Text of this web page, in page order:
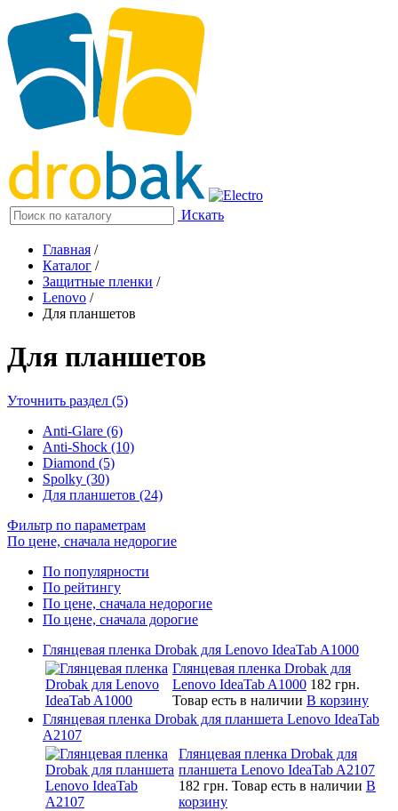
Искать
Главная /
Каталог /
Защитные пленки /
Lenovo /
Для планшетов
Для планшетов
Уточнить раздел (5)
Anti-Glare (6)
Anti-Shock (10)
Diamond (5)
Spolky (30)
Для планшетов (24)
Фильтр по параметрам
По цене, сначала недорогие
По популярности
По рейтингу
По цене, сначала недорогие
По цене, сначала дорогие
Глянцевая пленка Drobak для Lenovo IdeaTab A1000
Глянцевая пленка Drobak для
Lenovo IdeaTab A1000 182 грн.
Товар есть в наличии В корзину
Глянцевая пленка Drobak для планшета Lenovo IdeaTab
A2107
Глянцевая пленка Drobak для
планшета Lenovo IdeaTab A2107
182 грн. Товар есть в наличии В
корзину